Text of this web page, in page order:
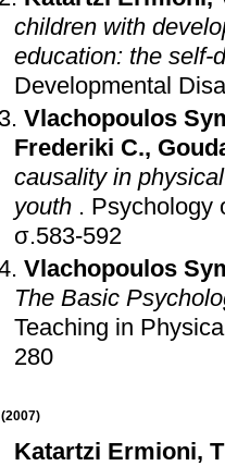
children with
education: the self-
Developmental
Vlachopoulos
Frederiki C.,
causality in
youth . Psychology
σ.583-592
Vlachopoulos
The Basic
Teaching in
280
(2007)
Katartzi Ermioni,